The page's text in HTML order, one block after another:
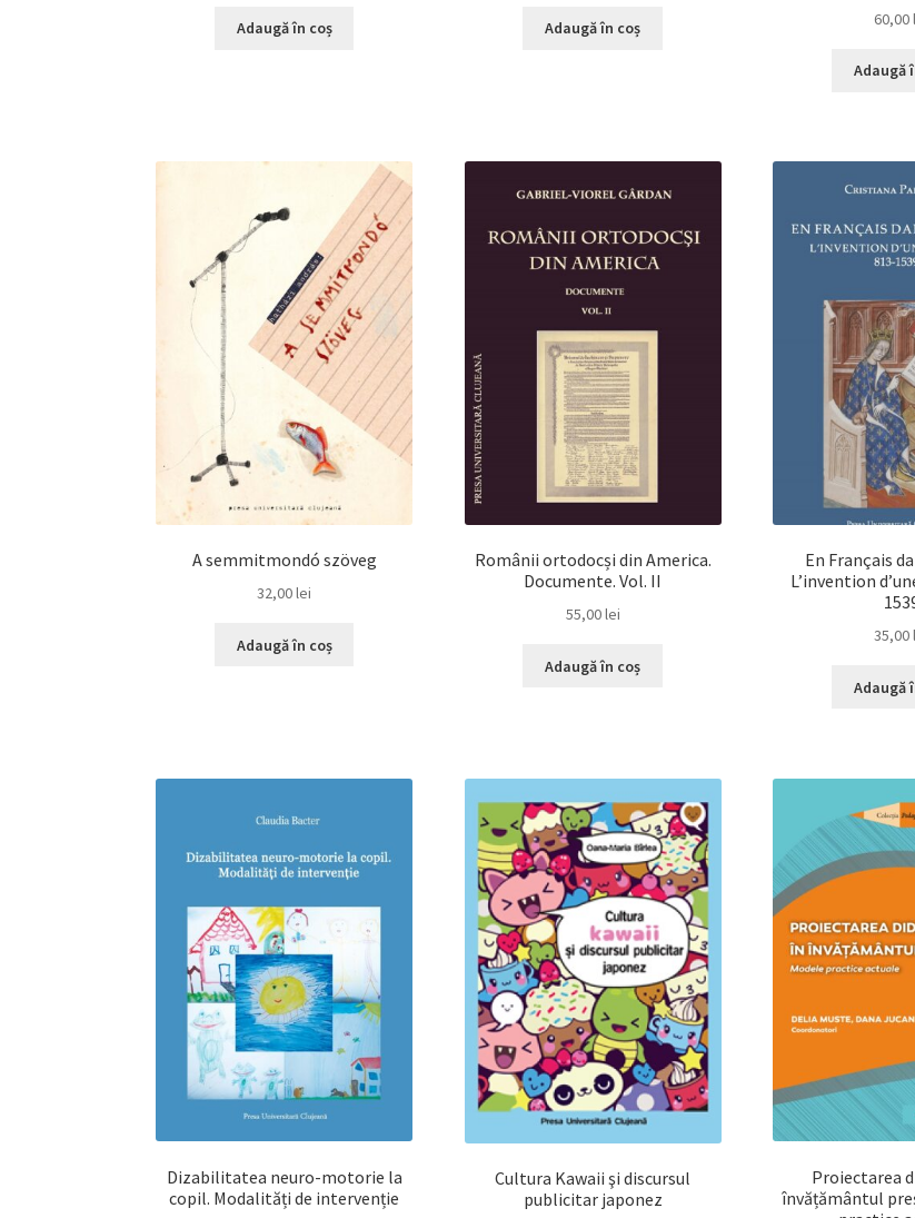
Adaugă în coș Adaugă în coș 60,00
Adaugă
A semmitmondó szöveg
32,00lei
Adaugă în coș
Românii ortodocși din America.
Documente. Vol. II
55,00lei
Adaugă în coș
En Français
L’invention
35,00
Adaugă
Dizabilitatea neuro-motorie la
copil. Modalități de intervenție
Cultura Kawaii şi discursul
publicitar japonez
Proiectarea
învățământul